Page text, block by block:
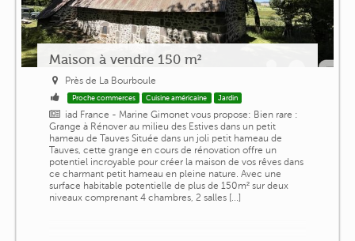
Maison à vendre 150 m²
Près de La Bourboule
Proche commerces Cuisine américaine Jardin
iad France - Marine Gimonet vous propose: Bien rare :
Grange à Rénover au milieu des Estives dans un petit
hameau de Tauves Située dans un joli petit hameau de
Tauves, cette grange en cours de rénovation offre un
potentiel incroyable pour créer la maison de vos rêves dans
ce charmant petit hameau en pleine nature. Avec une
surface habitable potentielle de plus de 150m² sur deux
niveaux comprenant 4 chambres, 2 salles [...]